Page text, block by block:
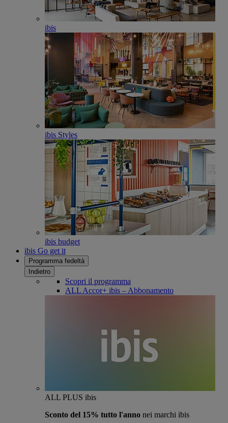
ibis
ibis Styles
ibis budget
ibis Go get it
Programma fedeltà
Indietro
Scopri il programma
ALL Accor+ ibis – Abbonamento
ALL PLUS ibis
Sconto del 15% tutto l'anno nei marchi ibis